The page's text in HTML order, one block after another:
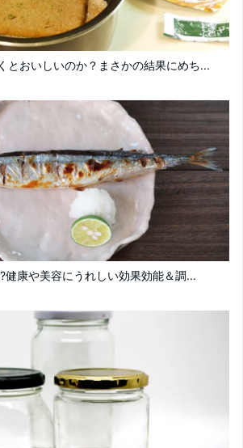
とおいしいのか？まさかの結果にめち...
健康や美容にうれしい効果効能＆調...